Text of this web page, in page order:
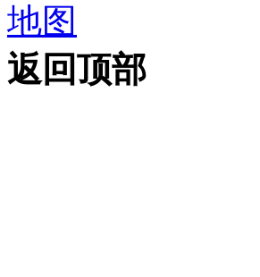
地图
返回顶部